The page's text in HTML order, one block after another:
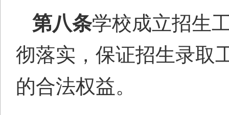
第八条学校成立招生
彻落实，保证招生录取
的合法权益。